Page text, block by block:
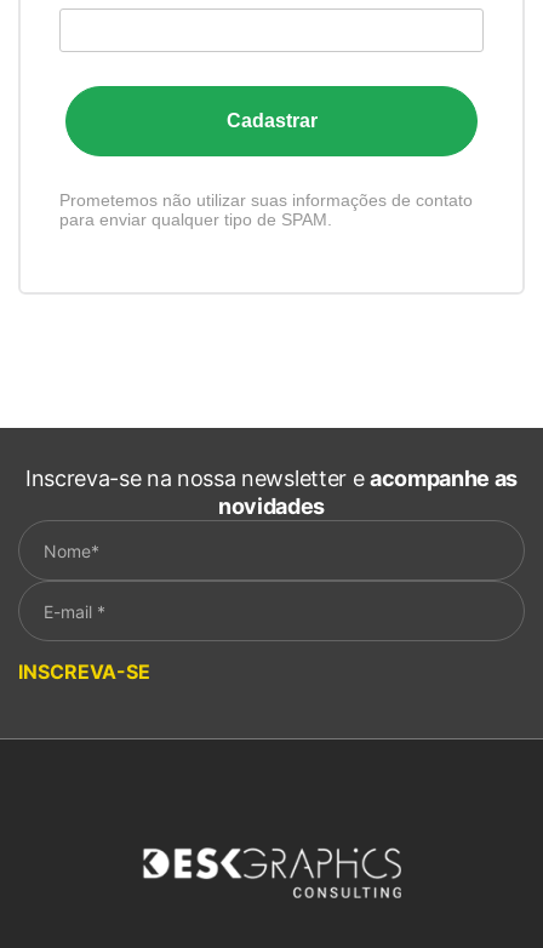
Cadastrar
Prometemos não utilizar suas informações de contato
para enviar qualquer tipo de SPAM.
Inscreva-se na nossa newsletter eacompanhe as
novidades
INSCREVA-SE